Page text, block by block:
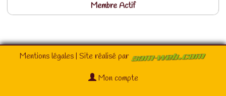
Membre Actif
Mentions légales | Site réalisé par
Mon compte